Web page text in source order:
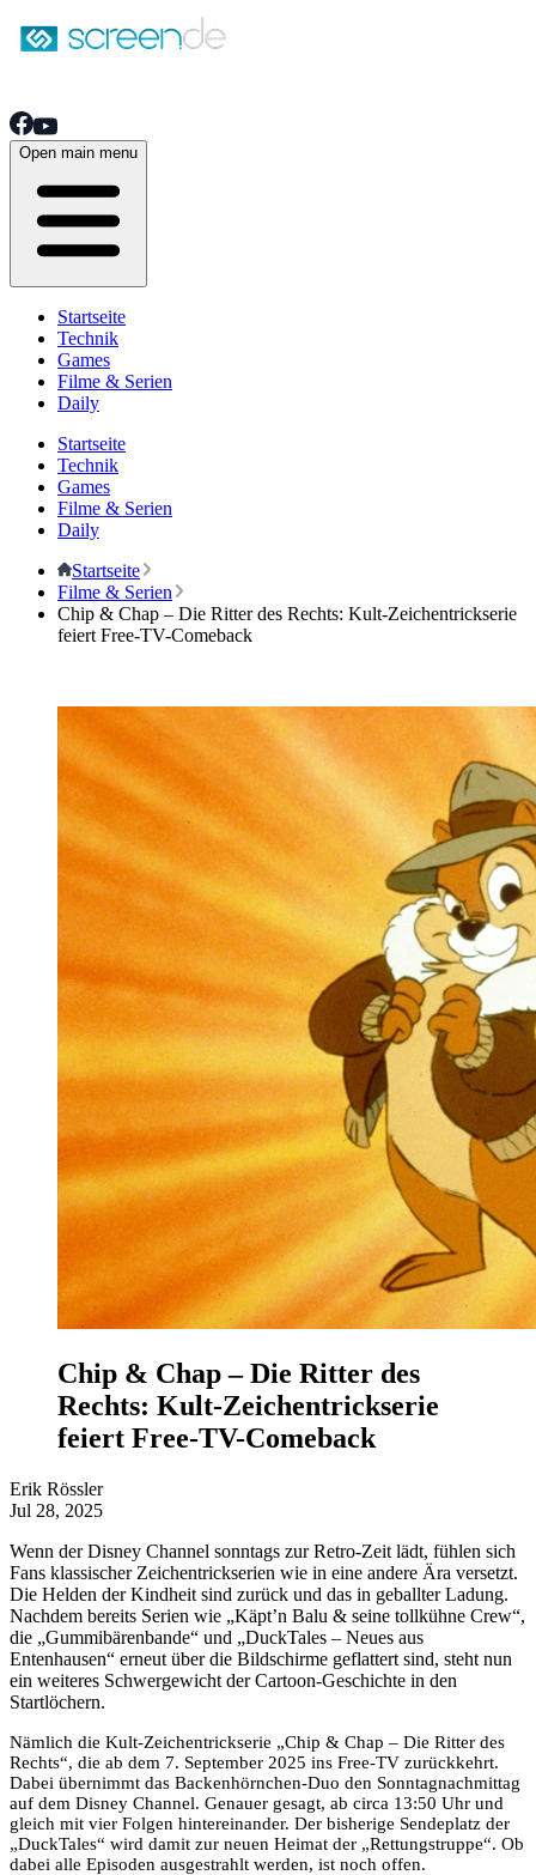
Open main menu
Startseite
Technik
Games
Filme & Serien
Daily
Startseite
Technik
Games
Filme & Serien
Daily
Startseite
Filme & Serien
Chip & Chap – Die Ritter des Rechts: Kult-Zeichentrickserie
feiert Free-TV-Comeback
Chip & Chap – Die Ritter des
Rechts: Kult-Zeichentrickserie
feiert Free-TV-Comeback
Erik Rössler
Jul 28, 2025
Wenn der Disney Channel sonntags zur Retro-Zeit lädt, fühlen sich
Fans klassischer Zeichentrickserien wie in eine andere Ära versetzt.
Die Helden der Kindheit sind zurück und das in geballter Ladung.
Nachdem bereits Serien wie „Käpt’n Balu & seine tollkühne Crew“,
die „Gummibärenbande“ und „DuckTales – Neues aus
Entenhausen“ erneut über die Bildschirme geflattert sind, steht nun
ein weiteres Schwergewicht der Cartoon-Geschichte in den
Startlöchern.
Nämlich die Kult-Zeichentrickserie „Chip & Chap – Die Ritter des
Rechts“, die ab dem 7. September 2025 ins Free-TV zurückkehrt.
Dabei übernimmt das Backenhörnchen-Duo den Sonntagnachmittag
auf dem Disney Channel. Genauer gesagt, ab circa 13:50 Uhr und
gleich mit vier Folgen hintereinander. Der bisherige Sendeplatz der
„DuckTales“ wird damit zur neuen Heimat der „Rettungstruppe“. Ob
dabei alle Episoden ausgestrahlt werden, ist noch offen.